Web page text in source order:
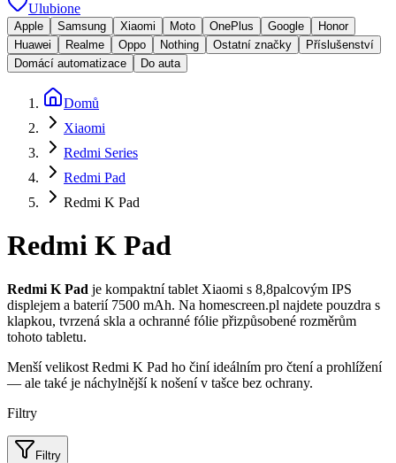
Ulubione
Apple Samsung Xiaomi Moto OnePlus Google
Honor
Huawei
Realme Oppo Nothing Ostatní značky
Příslušenství
Domácí automatizace
Do auta
Domů
Xiaomi
Redmi Series
Redmi Pad
Redmi K Pad
Redmi K Pad
Redmi K Pad je kompaktní tablet Xiaomi s 8,8palcovým IPS
displejem a baterií 7500 mAh. Na homescreen.pl najdete pouzdra s
klapkou, tvrzená skla a ochranné fólie přizpůsobené rozměrům
tohoto tabletu.
Menší velikost Redmi K Pad ho činí ideálním pro čtení a prohlížení
— ale také je náchylnější k nošení v tašce bez ochrany.
Filtry
Filtry